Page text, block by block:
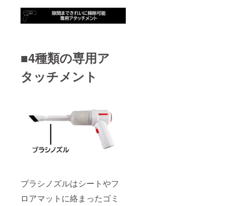
■4種類の専用ア
タッチメント
ブラシノズルはシートやフ
ロアマットに絡まったゴミ